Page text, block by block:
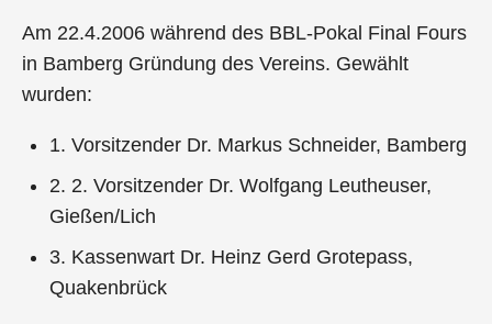
Am 22.4.2006 während des BBL-Pokal Final Fours
in Bamberg Gründung des Vereins. Gewählt
wurden:
1. Vorsitzender Dr. Markus Schneider, Bamberg
2. 2. Vorsitzender Dr. Wolfgang Leutheuser,
Gießen/Lich
3. Kassenwart Dr. Heinz Gerd Grotepass,
Quakenbrück